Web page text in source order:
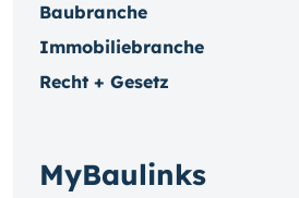
Baubranche
Immobiliebranche
Recht + Gesetz
MyBaulinks